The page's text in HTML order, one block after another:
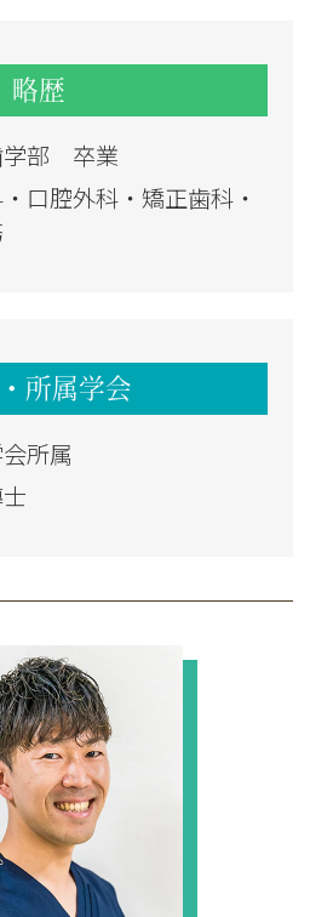
略歴
学部 卒業
口腔外科・矯正歯科・
所属学会
所属